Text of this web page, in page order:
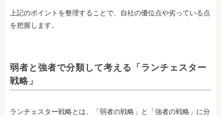
上記のポイントを整理することで、自社の優位点や劣っている点
を把握します。
弱者と強者で分類して考える「ランチェスター
戦略」
ランチェスター戦略とは、「弱者の戦略」と「強者の戦略」に分